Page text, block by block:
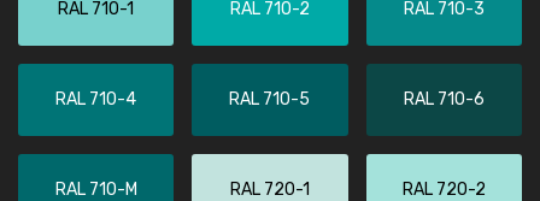
RAL 710-1 RAL 710-2 RAL 710-3
RAL 710-4 RAL 710-5 RAL 710-6
RAL 710-M RAL 720-1 RAL 720-2